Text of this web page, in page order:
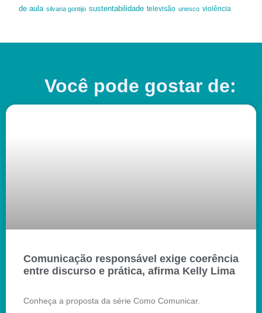
de aula silvana gontijo sustentabilidade televisão unesco violência
Você pode gostar de:
Comunicação responsável exige coerência
entre discurso e prática, afirma Kelly Lima
Conheça a proposta da série Como Comunicar.